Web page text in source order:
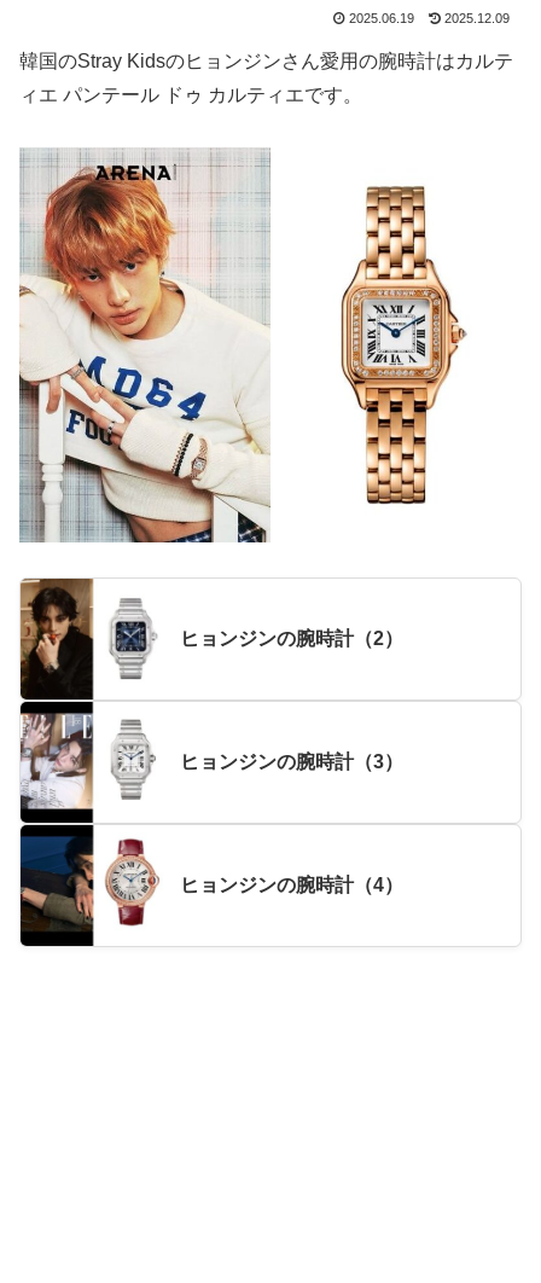
2025.06.19 2025.12.09
韓国のStray Kidsのヒョンジンさん愛用の腕時計はカルテ
ィエ パンテール ドゥ カルティエです。
ヒョンジンの腕時計（2）
ヒョンジンの腕時計（3）
ヒョンジンの腕時計（4）